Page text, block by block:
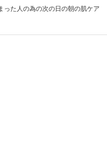
った人の為の次の日の朝の肌ケア